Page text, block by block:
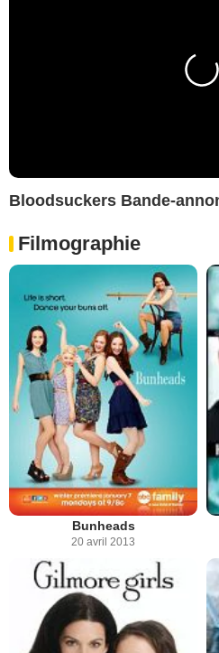
Bloodsuckers Bande-
Filmographie
Bunheads
20 avril 2013